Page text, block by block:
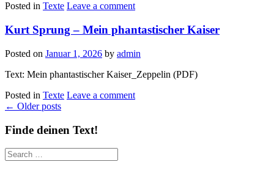
Posted in Texte Leave a comment
Kurt Sprung – Mein phantastischer Kaiser
Posted on Januar 1, 2026 by admin
Text: Mein phantastischer Kaiser_Zeppelin (PDF)
Posted in Texte Leave a comment
Posts
← Older posts
Finde deinen Text!
Search
for: